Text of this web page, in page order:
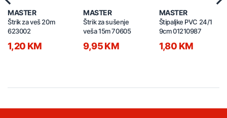
MASTER
Štrik za veš 20m
623002
1,20 KM
MASTER
Štrik za sušenje
veša 15m 70605
9,95 KM
MASTER
Štipaljke PVC 24/1
9cm 01210987
1,80 KM
Previous